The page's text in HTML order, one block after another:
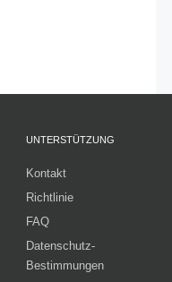
UNTERSTÜTZUNG
Kontakt
Richtlinie
FAQ
Datenschutz-
Bestimmungen